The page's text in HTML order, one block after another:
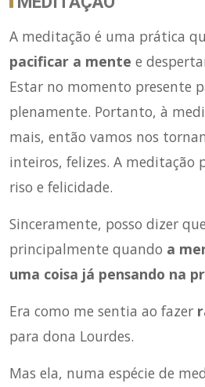
A meditação é uma prática
pacificar a mente e
Estar no momento presente
plenamente. Portanto, à
mais, então vamos nos
inteiros, felizes. A meditação
riso e felicidade.
Sinceramente, posso dizer
principalmente quando a
uma coisa já pensando na
Era como me sentia ao fazer
para dona Lourdes.
Mas ela, numa espécie de